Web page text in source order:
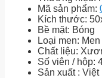
Mã sản phẩm:
Kích thước:
Bề mặt: Bóng
Loại men:
Chất liệu:
Số viên / hộp:
Sản xuất : Việt